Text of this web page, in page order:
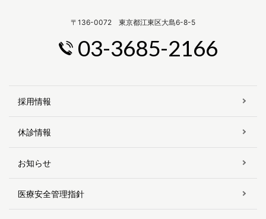
〒136-0072 東京都江東区大島6-8-5
03-3685-2166
採用情報
休診情報
お知らせ
医療安全管理指針